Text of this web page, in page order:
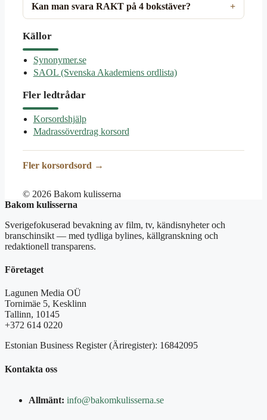
Kan man svara RAKT på 4 bokstäver?
Källor
Synonymer.se
SAOL (Svenska Akademiens ordlista)
Fler ledtrådar
Korsordshjälp
Madrassöverdrag korsord
Fler korsordsord →
© 2026 Bakom kulisserna
Bakom kulisserna
Sverigefokuserad bevakning av film, tv, kändisnyheter och
branschinsikt — med tydliga bylines, källgranskning och
redaktionell transparens.
Företaget
Lagunen Media OÜ
Tornimäe 5, Kesklinn
Tallinn, 10145
+372 614 0220
Estonian Business Register (Äriregister): 16842095
Kontakta oss
Allmänt: info@bakomkulisserna.se